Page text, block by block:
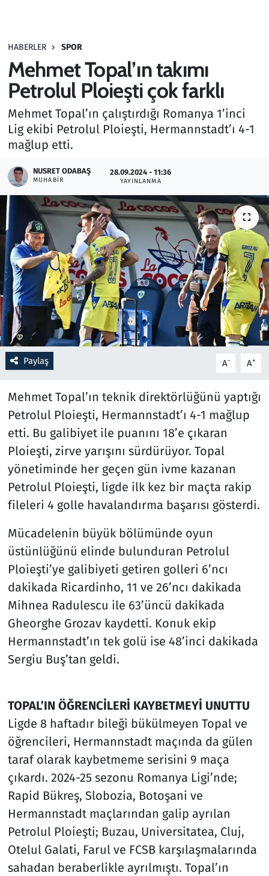
HABERLER SPOR
Mehmet Topal’ın takımı
Petrolul Ploieşti çok farklı
Mehmet Topal’ın çalıştırdığı Romanya 1’inci
Lig ekibi Petrolul Ploieşti, Hermannstadt’ı 4-1
mağlup etti.
NUSRET ODABAŞ
MUHABIR
28.09.2024 - 11:36
YAYINLANMA
Paylaş A- A+
Mehmet Topal’ın teknik direktörlüğünü yaptığı
Petrolul Ploieşti, Hermannstadt’ı 4-1 mağlup
etti. Bu galibiyet ile puanını 18’e çıkaran
Ploieşti, zirve yarışını sürdürüyor. Topal
yönetiminde her geçen gün ivme kazanan
Petrolul Ploieşti, ligde ilk kez bir maçta rakip
fileleri 4 golle havalandırma başarısı gösterdi.
Mücadelenin büyük bölümünde oyun
üstünlüğünü elinde bulunduran Petrolul
Ploieşti’ye galibiyeti getiren golleri 6’ncı
dakikada Ricardinho, 11 ve 26’ncı dakikada
Mihnea Radulescu ile 63’üncü dakikada
Gheorghe Grozav kaydetti. Konuk ekip
Hermannstadt’ın tek golü ise 48’inci dakikada
Sergiu Buş’tan geldi.
TOPAL’IN ÖĞRENCİLERİ KAYBETMEYİ UNUTTU
Ligde 8 haftadır bileği bükülmeyen Topal ve
öğrencileri, Hermannstadt maçında da gülen
taraf olarak kaybetmeme serisini 9 maça
çıkardı. 2024-25 sezonu Romanya Ligi’nde;
Rapid Bükreş, Slobozia, Botoşani ve
Hermannstadt maçlarından galip ayrılan
Petrolul Ploieşti; Buzau, Universitatea, Cluj,
Otelul Galati, Farul ve FCSB karşılaşmalarında
sahadan beraberlikle ayrılmıştı. Topal’ın
Haber
Kültür Sanat
Kurumsal Haberler
Lezzet Durağı
Memur ve Kamu
Otomobil
Oyun
Ramazan
Resmi İlanlar
Rüya Tabirleri
Sağlık
Seçim 2023
Spor
Teknoloji ve Bilim
Televizyon